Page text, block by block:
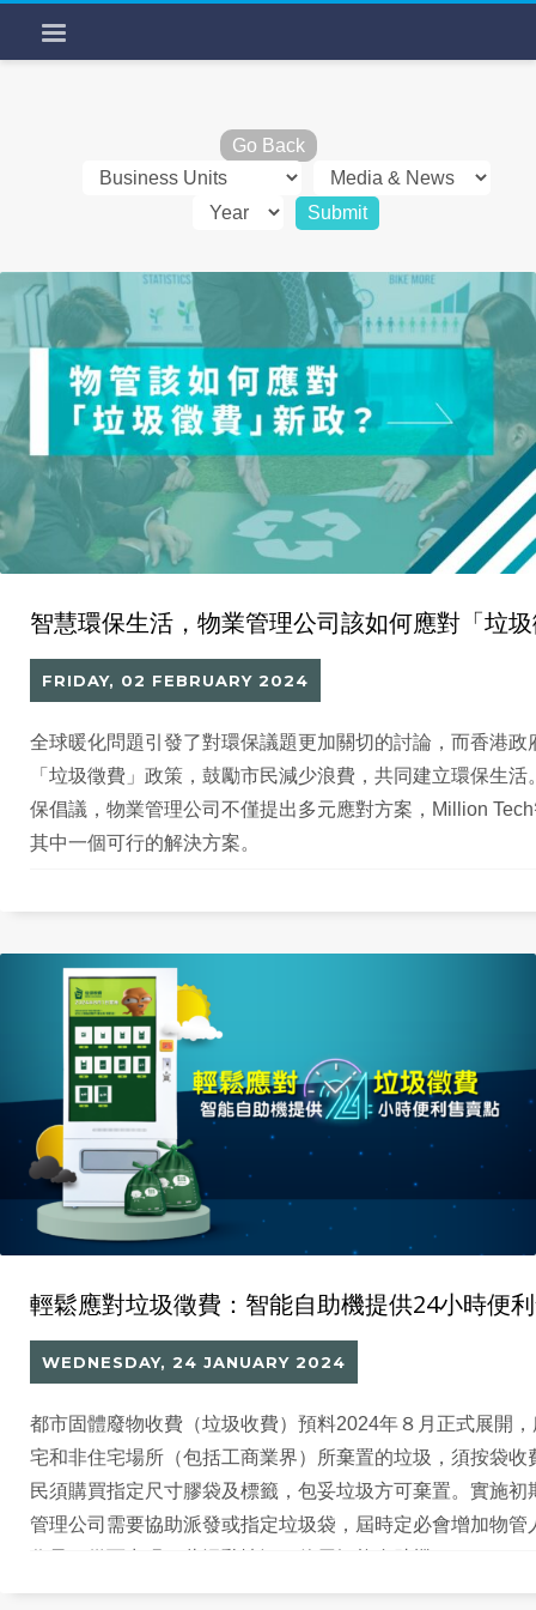
Go Back
智慧環保生活，物業管理公司該如何應對「垃
FRIDAY, 02 FEBRUARY 2024
全球暖化問題引發了對環保議題更加關切的討論，而香港政
「垃圾徵費」政策，鼓勵市民減少浪費，共同建立環保生活
保倡議，物業管理公司不僅提出多元應對方案，Million
其中一個可行的解決方案。
輕鬆應對垃圾徵費：智能自助機提供24小時便
WEDNESDAY, 24 JANUARY 2024
都市固體廢物收費（垃圾收費）預料2024年８月正式展開
宅和非住宅場所（包括工商業界）所棄置的垃圾，須按袋收
民須購買指定尺寸膠袋及標籤，包妥垃圾方可棄置。實施初
管理公司需要協助派發或指定垃圾袋，屆時定必會增加物管
放及購買指定垃圾袋，提高住戶自助服務並能24小時按照家